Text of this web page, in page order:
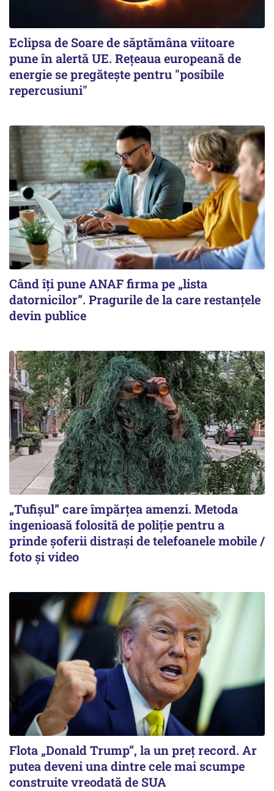
Eclipsa de Soare de săptămâna viitoare
pune în alertă UE. Rețeaua europeană de
energie se pregătește pentru "posibile
repercusiuni"
Când îți pune ANAF firma pe „lista
datornicilor”. Pragurile de la care restanțele
devin publice
„Tufișul” care împărțea amenzi. Metoda
ingenioasă folosită de poliție pentru a
prinde șoferii distrași de telefoanele mobile /
foto și video
Flota „Donald Trump”, la un preț record. Ar
putea deveni una dintre cele mai scumpe
construite vreodată de SUA